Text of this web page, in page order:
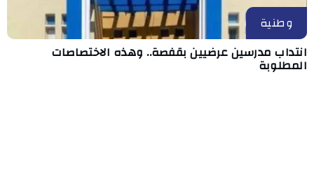
وطنية
انتداب مدرسين عرضيين بقفصة.. وهذه الاختصاصات
المطلوبة